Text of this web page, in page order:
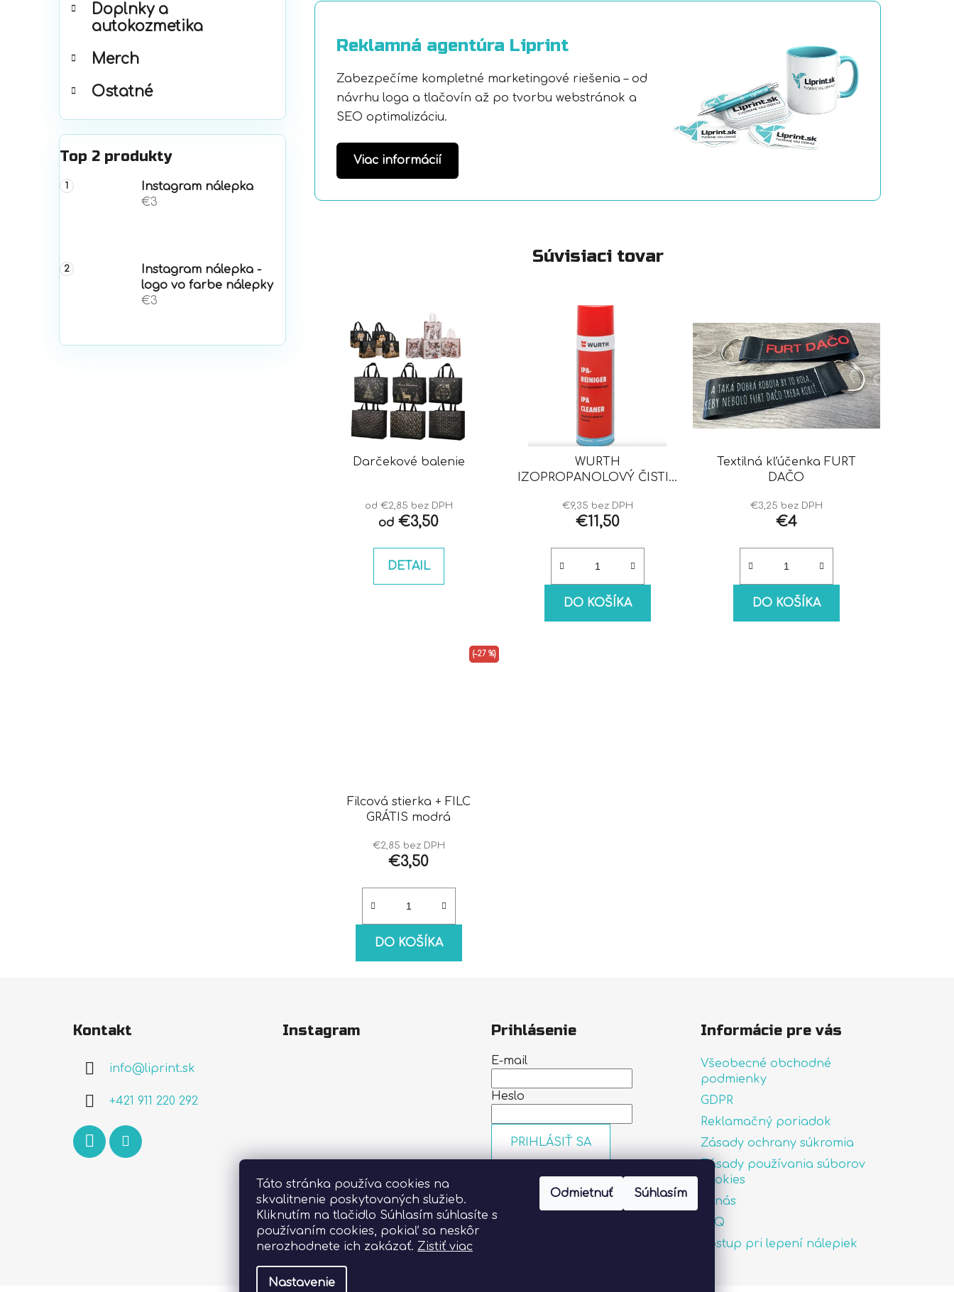
Táto stránka používa cookies na
skvalitnenie poskytovaných služieb.
Kliknutím na tlačidlo Súhlasím súhlasíte s
používaním cookies, pokiaľ sa neskôr
nerozhodnete ich zakázať. Zistiť viac
Nastavenie
Odmietnuť Súhlasím
Doplnky a
autokozmetika
Merch
Ostatné
Top 2 produkty
Instagram nálepka
€3
Instagram nálepka -
logo vo farbe nálepky
€3
Reklamná agentúra Liprint
Zabezpečíme kompletné marketingové riešenia – od
návrhu loga a tlačovín až po tvorbu webstránok a
SEO optimalizáciu.
Viac informácií
Súvisiaci tovar
Darčekové balenie
od €2,85 bez DPH
od €3,50
DETAIL
WURTH
IZOPROPANOLOVÝ ČISTIČ
€9,35 bez DPH
€11,50
DO KOŠÍKA
Textilná kľúčenka FURT
DAČO
€3,25 bez DPH
€4
DO KOŠÍKA
Filcová stierka + FILC
GRÁTIS modrá
€2,85 bez DPH
€3,50
(–27 %)
DO KOŠÍKA
Kontakt
info@liprint.sk
+421 911 220 292
Instagram
Sledovať na Instagrame
Prihlásenie
E-mail
Heslo
PRIHLÁSIŤ SA
Informácie pre vás
Všeobecné obchodné
podmienky
GDPR
Reklamačný poriadok
Zásady ochrany súkromia
Zásady používania súborov
cookies
O nás
FAQ
Postup pri lepení nálepiek